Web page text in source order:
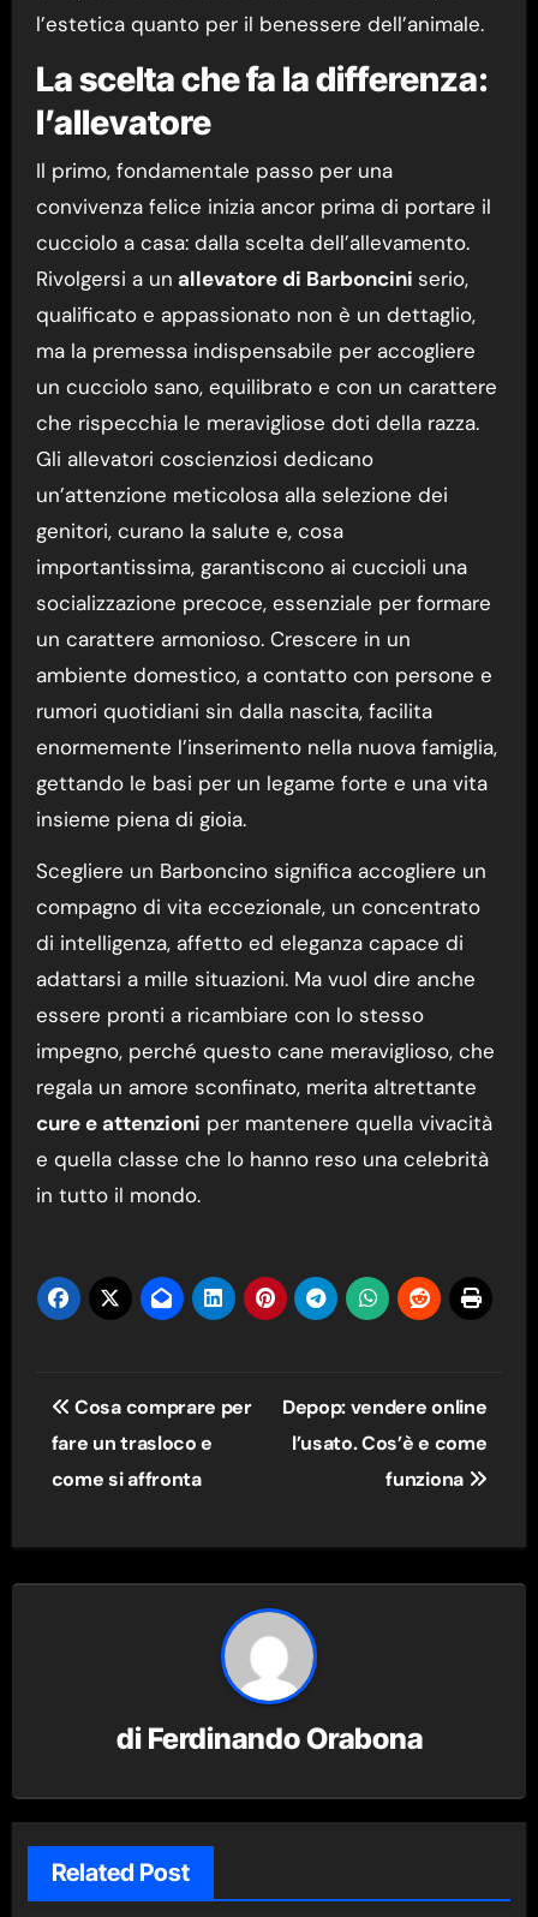
l’estetica quanto per il benessere dell’animale.
La scelta che fa la differenza:
l’allevatore
Il primo, fondamentale passo per una
convivenza felice inizia ancor prima di portare il
cucciolo a casa: dalla scelta dell’allevamento.
Rivolgersi a un allevatore di Barboncini serio,
qualificato e appassionato non è un dettaglio,
ma la premessa indispensabile per accogliere
un cucciolo sano, equilibrato e con un carattere
che rispecchia le meravigliose doti della razza.
Gli allevatori coscienziosi dedicano
un’attenzione meticolosa alla selezione dei
genitori, curano la salute e, cosa
importantissima, garantiscono ai cuccioli una
socializzazione precoce, essenziale per formare
un carattere armonioso. Crescere in un
ambiente domestico, a contatto con persone e
rumori quotidiani sin dalla nascita, facilita
enormemente l’inserimento nella nuova famiglia,
gettando le basi per un legame forte e una vita
insieme piena di gioia.
Scegliere un Barboncino significa accogliere un
compagno di vita eccezionale, un concentrato
di intelligenza, affetto ed eleganza capace di
adattarsi a mille situazioni. Ma vuol dire anche
essere pronti a ricambiare con lo stesso
impegno, perché questo cane meraviglioso, che
regala un amore sconfinato, merita altrettante
cure e attenzioni per mantenere quella vivacità
e quella classe che lo hanno reso una celebrità
in tutto il mondo.
Navigazione
articoli
Cosa comprare per
fare un trasloco e
come si affronta
Depop: vendere online
l’usato. Cos’è e come
funziona
di Ferdinando Orabona
Related Post